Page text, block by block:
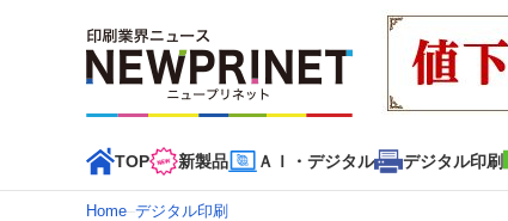
TOP 新製品 ＡＩ・デジタル デジタル印刷
Home–デジタル印刷